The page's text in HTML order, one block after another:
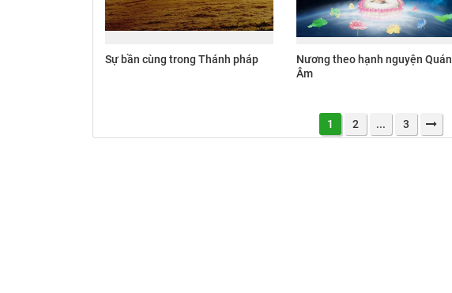
Sự bần cùng trong Thánh pháp
Nương theo hạnh nguyện Quán
Âm
1 2 ... 3